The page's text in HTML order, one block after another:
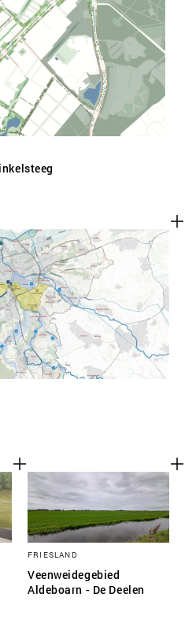
FRIESLAND
Veenweidegebied
Aldeboarn - De Deelen